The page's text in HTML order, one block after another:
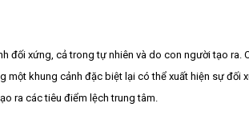
đối xứng, cả trong tự nhiên và do con người tạo ra.
một khung cảnh đặc biệt lại có thể xuất hiện sự đối
ra các tiêu điểm lệch trung tâm.